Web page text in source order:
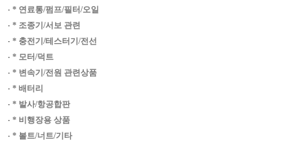
· * 연료통/펌프/필터/오일
· * 조종기/서보 관련
· * 충전기/테스터기/전선
· * 모터/덕트
· * 변속기/전원 관련상품
· * 배터리
· * 발사/항공합판
· * 비행장용 상품
· * 볼트/너트/기타